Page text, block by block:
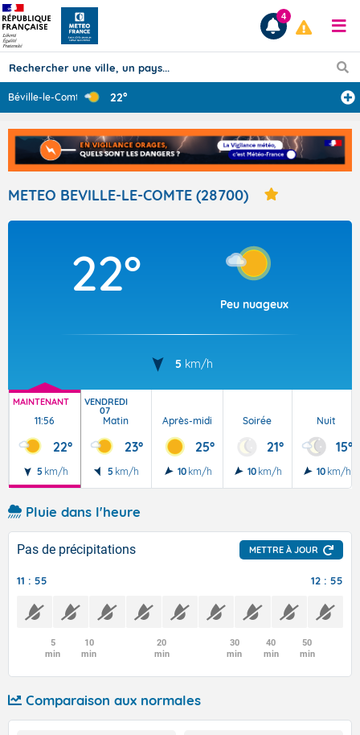
Prévisions
TOUS LES RÉSULTATS
Articles
4
Béville-le-Comt ... 22°
METEO BEVILLE-LE-COMTE (28700)
22°
Peu nuageux
5 km/h
MAINTENANT
11:56
22°
5 km/h
VENDREDI
07
Matin
23°
5 km/h
Après-midi
25°
10 km/h
Soirée
21°
10 km/h
Nuit
15°
10 km/h
Pluie dans l'heure
Pas de précipitations METTRE À JOUR
11 : 55 12 : 55
5
min
10
min
20
min
30
min
40
min
50
min
Comparaison aux normales